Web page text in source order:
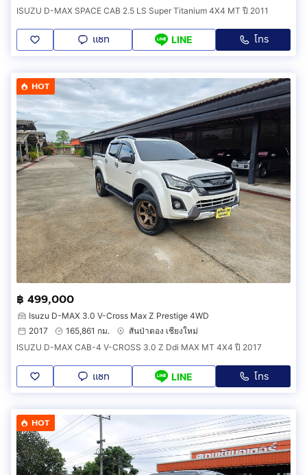
ISUZU D-MAX SPACE CAB 2.5 LS Super Titanium 4X4 MT ปี 2011
แชท LINE โทร
HOT
฿ 499,000
Isuzu D-MAX 3.0 V-Cross Max Z Prestige 4WD
2017
165,861 กม.
สันป่าตอง เชียงใหม่
ISUZU D-MAX CAB-4 V-CROSS 3.0 Z Ddi MAX MT 4X4 ปี 2017
แชท LINE โทร
HOT